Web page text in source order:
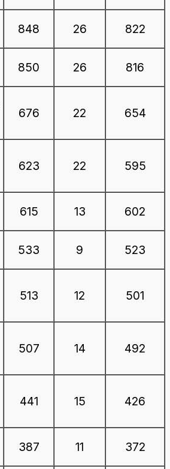
848 26 822
850 26 816
676 22 654
623 22 595
615 13 602
533 9 523
513 12 501
507 14 492
441 15 426
387 11 372